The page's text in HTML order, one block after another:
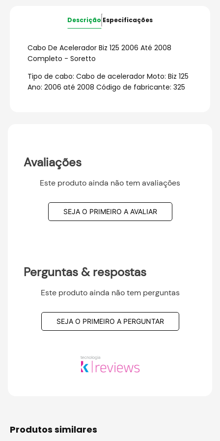
Descrição Especificações
Cabo De Acelerador Biz 125 2006 Até 2008
Completo - Soretto
Tipo de cabo: Cabo de acelerador Moto: Biz 125
Ano: 2006 até 2008 Código de fabricante: 325
Avaliações
Este produto ainda não tem avaliações
SEJA O PRIMEIRO A AVALIAR
Perguntas & respostas
Este produto ainda não tem perguntas
SEJA O PRIMEIRO A PERGUNTAR
produtos similares